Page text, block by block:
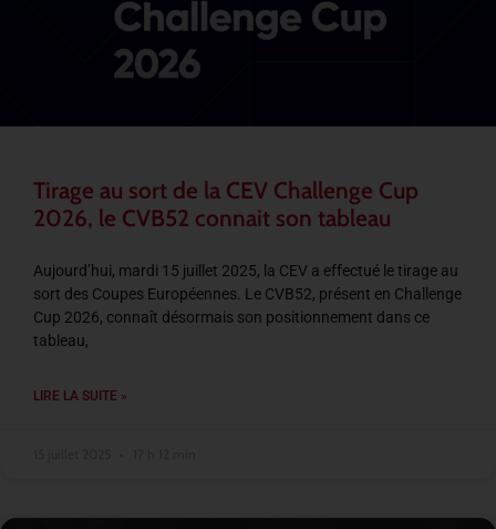
Tirage au sort de la CEV Challenge Cup
2026, le CVB52 connait son tableau
Aujourd’hui, mardi 15 juillet 2025, la CEV a effectué le tirage au
sort des Coupes Européennes. Le CVB52, présent en Challenge
Cup 2026, connaît désormais son positionnement dans ce
tableau,
LIRE LA SUITE »